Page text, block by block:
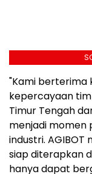
"Kami berterima
kepercayaan tim
Timur Tengah
menjadi momen
industri. AGIBOT
siap diterapkan
hanya dapat